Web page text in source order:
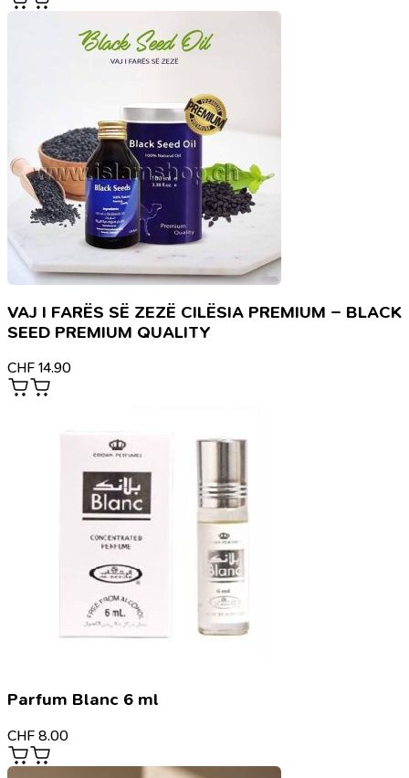
VAJ I FARËS SË ZEZË CILËSIA PREMIUM – BLACK
SEED PREMIUM QUALITY
CHF 14.90
Parfum Blanc 6 ml
CHF 8.00